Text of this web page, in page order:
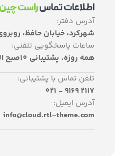
اطلاعات تماسراست
آدرس دفتر:
شهرکرد، خیابان حافظ،
ساعات پاسخگویی تلفنی:
همه روزه، پشتیبانی 10صبح الی 8 شب
تلفن تماس با پشتیبانی:
2117 9169 - 021
آدرس ایمیل:
info@cloud.rtl-theme.com